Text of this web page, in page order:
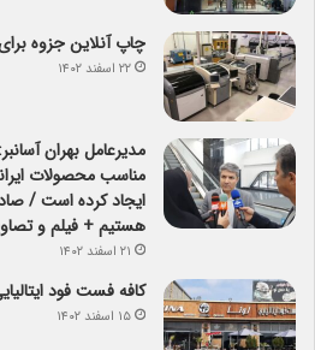
چاپ آنلاین جزوه
۲۲ اسفند ۱۴۰۲
مدیرعامل بهران
مناسب محصولات
هستیم + فیلم و
۲۱ اسفند ۱۴۰۲
کافه فست فود
۱۵ اسفند ۱۴۰۲